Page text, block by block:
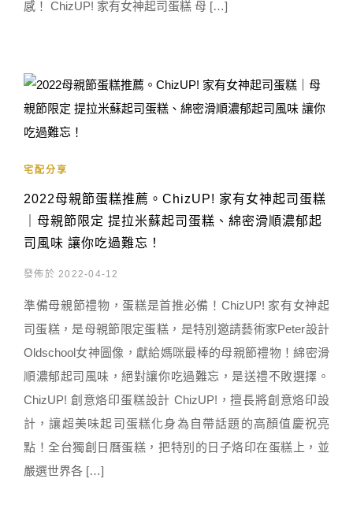
感！ ChizUP! 家有女神起司蛋糕 母 […]
宅配分享
2022母親節蛋糕推薦。ChizUP! 家有女神起司蛋糕
｜母親節限定 提拉米蘇起司蛋糕、綿密滑順濃郁起
司風味 讓你吃過難忘！
發佈於 2022-04-12
準備母親節禮物，蛋糕是首推必備！ChizUP! 家有女神起
司蛋糕，是母親節限定蛋糕，是特別邀請藝術家Peter設計
Oldschool女神圖像，獻給媽咪最棒的母親節禮物！綿密滑
順濃郁起司風味，絕對讓你吃過難忘，是送禮不敗選擇。
ChizUP! 創意烙印蛋糕設計 ChizUP!，擅長將創意烙印設
計，讓超美味起司蛋糕化身為自帶話題的高顏值慶祝亮
點！全台獨創日曆蛋糕，把特別的日子烙印在蛋糕上，並
嚴選世界各 […]